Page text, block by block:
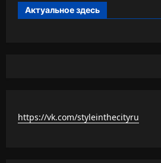
Актуальное здесь
https://vk.com/styleinthecityru